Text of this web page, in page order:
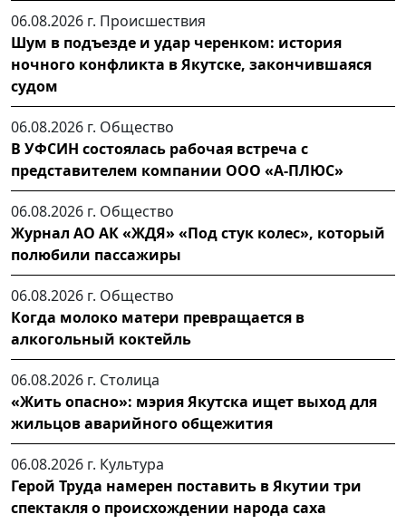
06.08.2026 г. Происшествия
Шум в подъезде и удар черенком: история
ночного конфликта в Якутске, закончившаяся
судом
06.08.2026 г. Общество
В УФСИН состоялась рабочая встреча с
представителем компании ООО «А-ПЛЮС»
06.08.2026 г. Общество
Журнал АО АК «ЖДЯ» «Под стук колес», который
полюбили пассажиры
06.08.2026 г. Общество
Когда молоко матери превращается в
алкогольный коктейль
06.08.2026 г. Столица
«Жить опасно»: мэрия Якутска ищет выход для
жильцов аварийного общежития
06.08.2026 г. Культура
Герой Труда намерен поставить в Якутии три
спектакля о происхождении народа саха